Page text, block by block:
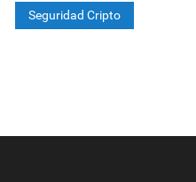
Seguridad Cripto